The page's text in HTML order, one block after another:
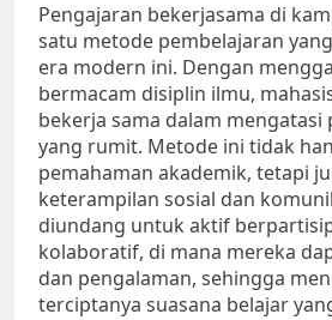
Pengajaran bekerjasama di
satu metode pembelajaran
era modern ini. Dengan
bermacam disiplin ilmu,
bekerja sama dalam mengatasi
yang rumit. Metode ini tidak
pemahaman akademik, tetapi
keterampilan sosial dan
diundang untuk aktif
kolaboratif, di mana mereka
dan pengalaman, sehingga
terciptanya suasana belajar